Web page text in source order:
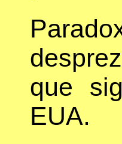
que
EUA.